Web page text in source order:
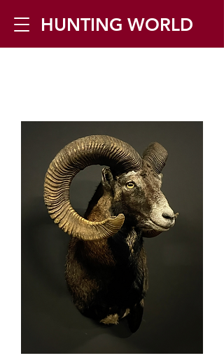
HUNTING WORLD